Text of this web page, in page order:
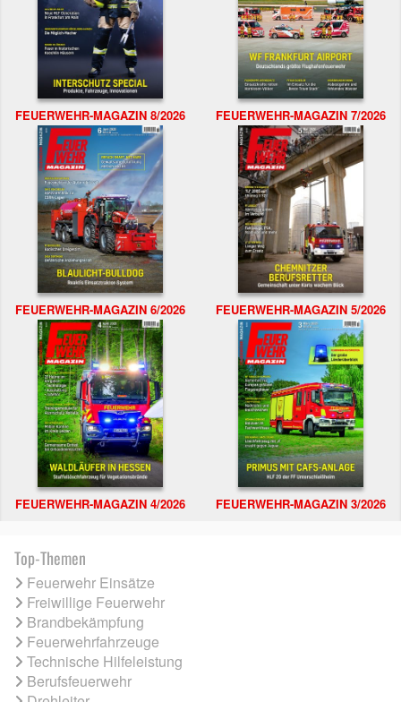
FEUERWEHR-MAGAZIN 8/2026 FEUERWEHR-MAGAZIN 7/2026
FEUERWEHR-MAGAZIN 6/2026 FEUERWEHR-MAGAZIN 5/2026
FEUERWEHR-MAGAZIN 4/2026 FEUERWEHR-MAGAZIN 3/2026
Top-Themen
Feuerwehr Einsätze
Freiwillige Feuerwehr
Brandbekämpfung
Feuerwehrfahrzeuge
Technische Hilfeleistung
Berufsfeuerwehr